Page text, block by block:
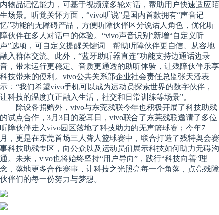
内物品记忆能力，可基于视频流多轮对话，帮助用户快速适应陌
生场景。听觉关怀方面，“vivo听说”是国内首款拥有“声音记
忆”功能的无障碍产品，方便听障伙伴区分说话人角色，优化听
障伙伴在多人对话中的体验。“vivo声音识别”新增“自定义听
声”选项，可自定义提醒关键词，帮助听障伙伴更自信、从容地
融入群体交流。此外，“蓝牙助听器直连”功能支持边通话边录
音，带来运行更稳定、音质更通透的助听体验，让残障伙伴乐享
科技带来的便利。vivo公共关系部企业社会责任总监张天潘表
示：“我们希望vivo手机可以成为运动员探索世界的数字伙伴，
让科技的温度真正融入生活，社交和日常训练等场景”。
除设备捐赠外，vivo与东莞残联今年也积极开展了科技助残
的试点合作，3月3日的爱耳日，vivo联合了东莞残联邀请了多位
听障伙伴走入vivo园区落地了科技助力的无声篮球赛；今年7
月，更是在东莞首场三人聋人篮球赛中，联合打造了残特奥会赛
事科技助残专区，向公众以及运动员们展示科技如何助力无碍沟
通。未来，vivo也将始终坚持“用户导向”，践行“科技向善”理
念，落地更多合作赛事，让科技之光照亮每一个角落，点亮残障
伙伴们的每一份努力与梦想。